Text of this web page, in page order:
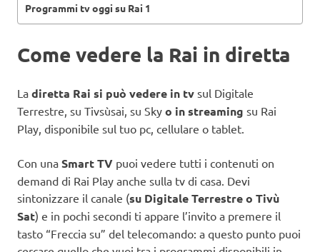
Programmi tv oggi su Rai 1
Come vedere la Rai in diretta
La diretta Rai si può vedere in tv sul Digitale
Terrestre, su Tivsùsai, su Sky o in streaming su Rai
Play, disponibile sul tuo pc, cellulare o tablet.
Con una Smart TV puoi vedere tutti i contenuti on
demand di Rai Play anche sulla tv di casa. Devi
sintonizzare il canale (su Digitale Terrestre o Tivù
Sat) e in pochi secondi ti appare l’invito a premere il
tasto “Freccia su” del telecomando: a questo punto puoi